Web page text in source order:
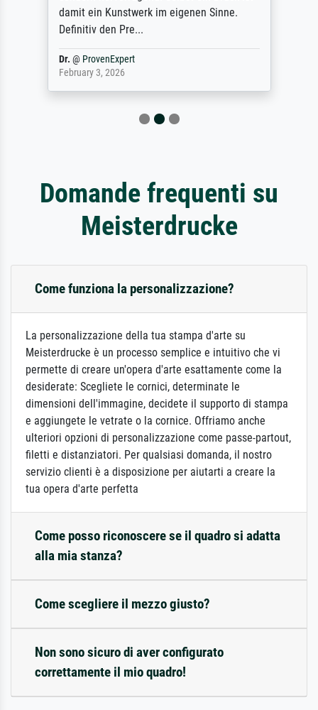
damit ein Kunstwerk im eigenen Sinne.
Definitiv den Pre...
Dr. @ ProvenExpert
February 3, 2026
Domande frequenti su
Meisterdrucke
Come funziona la personalizzazione?
La personalizzazione della tua stampa d'arte su
Meisterdrucke è un processo semplice e intuitivo che vi
permette di creare un'opera d'arte esattamente come la
desiderate: Scegliete le cornici, determinate le
dimensioni dell'immagine, decidete il supporto di stampa
e aggiungete le vetrate o la cornice. Offriamo anche
ulteriori opzioni di personalizzazione come passe-partout,
filetti e distanziatori. Per qualsiasi domanda, il nostro
servizio clienti è a disposizione per aiutarti a creare la
tua opera d'arte perfetta
Come posso riconoscere se il quadro si adatta
alla mia stanza?
Come scegliere il mezzo giusto?
Non sono sicuro di aver configurato
correttamente il mio quadro!